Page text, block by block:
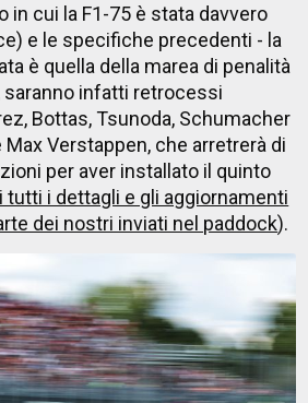
in cui la F1-75 è stata davvero
e le specifiche precedenti - la
è quella della marea di penalità
saranno infatti retrocessi
Bottas, Tsunoda, Schumacher
Verstappen, che arretrerà di
per aver installato il quinto
tutti i dettagli e gli aggiornamenti
dei nostri inviati nel paddock).